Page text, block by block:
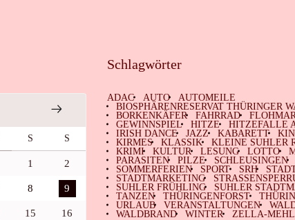
S S
1 2
8 9
15 16
Schlagwörter
ADAC AUTO
AUTOMEILE
BIOSPHÄRENRESERVAT THÜRINGER
BORKENKÄFER
FAHRRAD
GEWINNSPIEL
HITZE
HITZEFALLE
IRISH DANCE
JAZZ KABARETT
KIRMES
KLASSIK
KLEINE SUHLER
KRIMI
KULTUR LESUNG LOTTO
PARASITEN
PILZE SCHLEUSINGEN
SOMMERFERIEN
SPORT SRH
STADTMARKETING
SUHLER FRÜHLING
SUHLER
TANZEN
THÜRINGENFORST
URLAUB
VERANSTALTUNGEN
WALDBRAND
WINTER ZELLA-